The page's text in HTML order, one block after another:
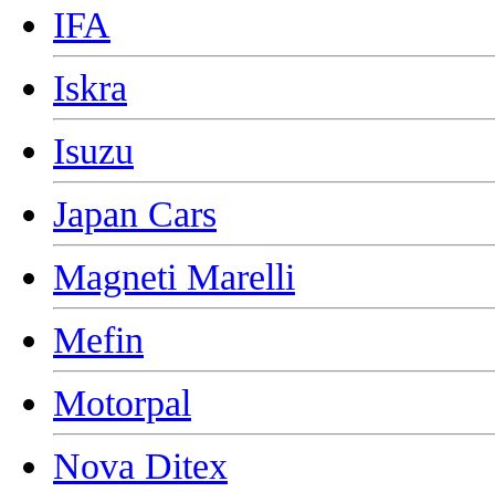
IFA
Iskra
Isuzu
Japan Cars
Magneti Marelli
Mefin
Motorpal
Nova Ditex